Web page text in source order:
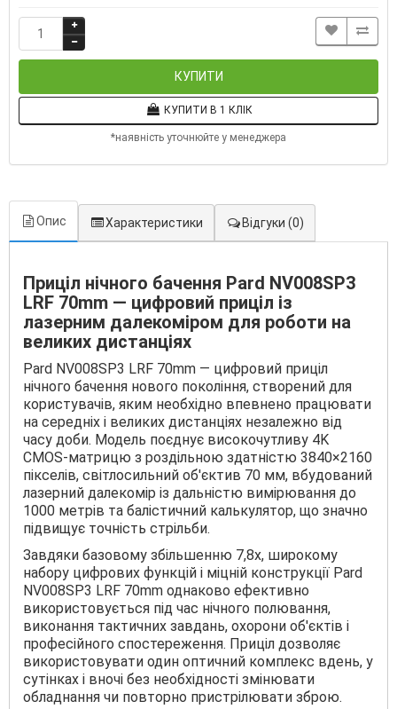
КУПИТИ
КУПИТИ В 1 КЛІК
*наявність уточнюйте у менеджера
Опис Характеристики Відгуки (0)
Приціл нічного бачення Pard NV008SP3
LRF 70mm — цифровий приціл із
лазерним далекоміром для роботи на
великих дистанціях
Pard NV008SP3 LRF 70mm — цифровий приціл
нічного бачення нового покоління, створений для
користувачів, яким необхідно впевнено працювати
на середніх і великих дистанціях незалежно від
часу доби. Модель поєднує високочутливу 4K
CMOS-матрицю з роздільною здатністю 3840×2160
пікселів, світлосильний об'єктив 70 мм, вбудований
лазерний далекомір із дальністю вимірювання до
1000 метрів та балістичний калькулятор, що значно
підвищує точність стрільби.
Завдяки базовому збільшенню 7,8x, широкому
набору цифрових функцій і міцній конструкції Pard
NV008SP3 LRF 70mm однаково ефективно
використовується під час нічного полювання,
виконання тактичних завдань, охорони об'єктів і
професійного спостереження. Приціл дозволяє
використовувати один оптичний комплекс вдень, у
сутінках і вночі без необхідності змінювати
обладнання чи повторно пристрілювати зброю.